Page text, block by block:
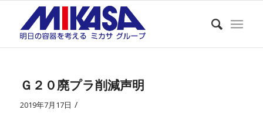
Ｇ２０廃プラ削減声明
2019年7月17日 /